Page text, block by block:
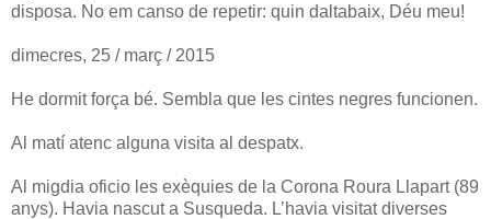
disposa. No em canso de repetir: quin daltabaix, Déu meu!
dimecres, 25 / març / 2015
He dormit força bé. Sembla que les cintes negres funcionen.
Al matí atenc alguna visita al despatx.
Al migdia oficio les exèquies de la Corona Roura Llapart (89
anys). Havia nascut a Susqueda. L’havia visitat diverses